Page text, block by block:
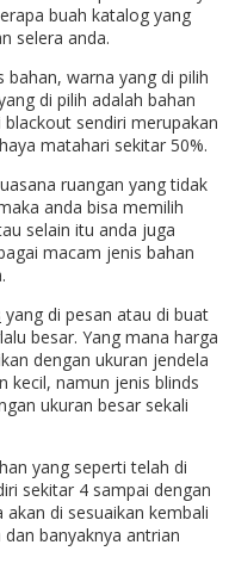
buah katalog yang
selera anda.
warna yang di pilih
di pilih adalah bahan
sendiri merupakan
matahari sekitar 50%.
ruangan yang tidak
anda bisa memilih
selain itu anda juga
macam jenis bahan
yang di pesan atau di buat
besar. Yang mana harga
dengan ukuran jendela
kecil, namun jenis blinds
ukuran besar sekali
yang seperti telah di
sekitar 4 sampai dengan
di sesuaikan kembali
banyaknya antrian